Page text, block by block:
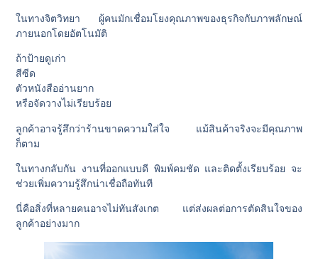
ในทางจิตวิทยา ผู้คนมักเชื่อมโยงคุณภาพของธุรกิจกับภาพลักษณ์
ภายนอกโดยอัตโนมัติ
ถ้าป้ายดูเก่า
สีซีด
ตัวหนังสืออ่านยาก
หรือจัดวางไม่เรียบร้อย
ลูกค้าอาจรู้สึกว่าร้านขาดความใส่ใจ แม้สินค้าจริงจะมีคุณภาพ
ก็ตาม
ในทางกลับกัน งานที่ออกแบบดี พิมพ์คมชัด และติดตั้งเรียบร้อย จะ
ช่วยเพิ่มความรู้สึกน่าเชื่อถือทันที
นี่คือสิ่งที่หลายคนอาจไม่ทันสังเกต แต่ส่งผลต่อการตัดสินใจของ
ลูกค้าอย่างมาก